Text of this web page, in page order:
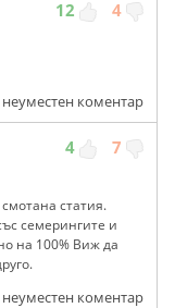
12 4
коментар
4 7
статия.
семерингите и
на 100% Виж да
коментар